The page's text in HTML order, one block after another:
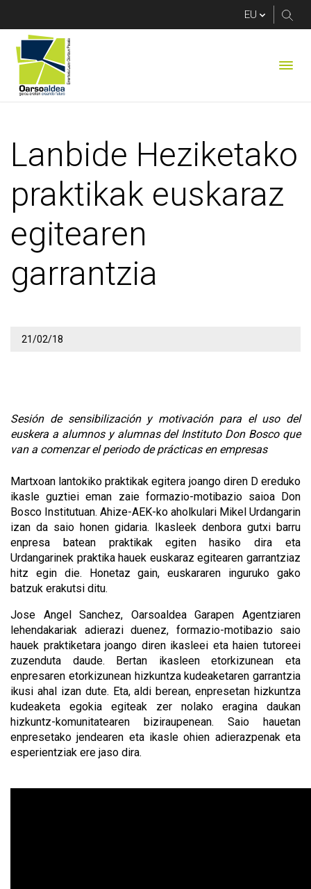
Lanbide Heziketako
praktikak euskaraz
egitearen
garrantzia
21/02/18
Sesión de sensibilización y motivación para el uso del
euskera a alumnos y alumnas del Instituto Don Bosco que
van a comenzar el periodo de prácticas en empresas
Martxoan lantokiko praktikak egitera joango diren D ereduko
ikasle guztiei eman zaie formazio-motibazio saioa Don
Bosco Institutuan. Ahize-AEK-ko aholkulari Mikel Urdangarin
izan da saio honen gidaria. Ikasleek denbora gutxi barru
enpresa batean praktikak egiten hasiko dira eta
Urdangarinek praktika hauek euskaraz egitearen garrantziaz
hitz egin die. Honetaz gain, euskararen inguruko gako
batzuk erakutsi ditu.
Jose Angel Sanchez, Oarsoaldea Garapen Agentziaren
lehendakariak adierazi duenez, formazio-motibazio saio
hauek praktiketara joango diren ikasleei eta haien tutoreei
zuzenduta daude. Bertan ikasleen etorkizunean eta
enpresaren etorkizunean hizkuntza kudeaketaren garrantzia
ikusi ahal izan dute. Eta, aldi berean, enpresetan hizkuntza
kudeaketa egokia egiteak zer nolako eragina daukan
hizkuntz-komunitatearen biziraupenean. Saio hauetan
enpresetako jendearen eta ikasle ohien adierazpenak eta
esperientziak ere jaso dira.